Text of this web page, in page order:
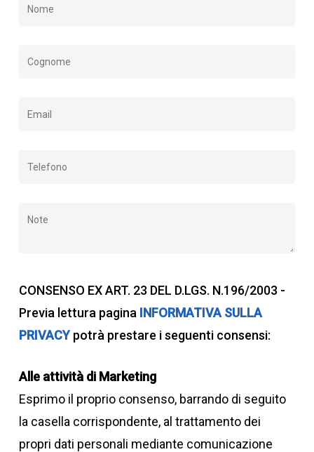
Massa max ammessa
assale anteriore
CONSENSO EX ART. 23 DEL D.LGS. N.196/2003 -
Previa lettura pagina INFORMATIVA SULLA
PRIVACYpotrà prestare i seguenti consensi:
Alle attività di Marketing
Esprimo il proprio consenso, barrando di seguito
la casella corrispondente, al trattamento dei
propri dati personali mediante comunicazione